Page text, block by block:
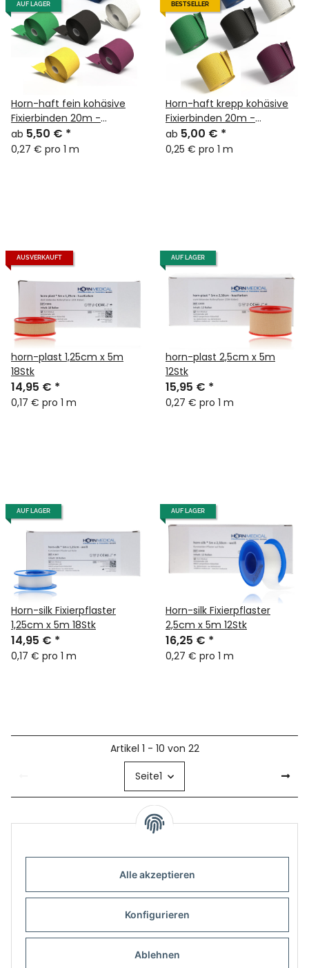
Alle akzeptieren
Konfigurieren
Ablehnen
AUF LAGER
Horn-haft fein kohäsive
Fixierbinden 20m -
Breite/Farbe wählbar-
ab 5,50 € *
0,27 € pro 1 m
BESTSELLER
Horn-haft krepp kohäsive
Fixierbinden 20m -
Breite/Farbe wählbar-
ab 5,00 € *
0,25 € pro 1 m
AUSVERKAUFT
horn-plast 1,25cm x 5m
18Stk
14,95 € *
0,17 € pro 1 m
AUF LAGER
horn-plast 2,5cm x 5m
12Stk
15,95 € *
0,27 € pro 1 m
AUF LAGER
Horn-silk Fixierpflaster
1,25cm x 5m 18Stk
14,95 € *
0,17 € pro 1 m
AUF LAGER
Horn-silk Fixierpflaster
2,5cm x 5m 12Stk
16,25 € *
0,27 € pro 1 m
Artikel 1 - 10 von 22
Seite1
Informationen
Gesetzliche Informationen